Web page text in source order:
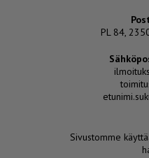
PL 84,
Sivustomme